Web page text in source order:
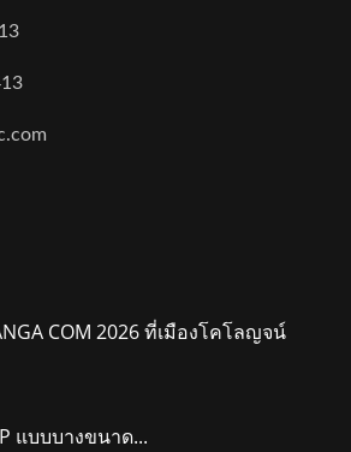
COM 2026 ที่เมืองโคโลญจน์
แบบบางขนาด...